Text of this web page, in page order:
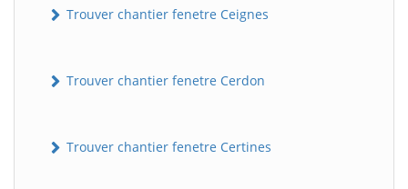
Trouver chantier fenetre Ceignes
Trouver chantier fenetre Cerdon
Trouver chantier fenetre Certines